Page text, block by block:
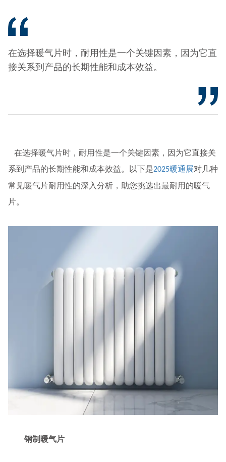
在选择暖气片时，耐用性是一个关键因素，因为它直
接关系到产品的长期性能和成本效益。
在选择暖气片时，耐用性是一个关键因素，因为它直接关
系到产品的长期性能和成本效益。以下是2025暖通展对几种
常见暖气片耐用性的深入分析，助您挑选出最耐用的暖气
片。
钢制暖气片